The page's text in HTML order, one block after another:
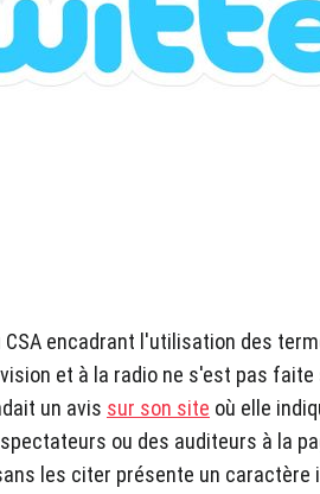
encadrant l'utilisation des
et à la radio ne s'est pas faite
un avis sur son site où elle
ou des auditeurs à la
les citer présente un